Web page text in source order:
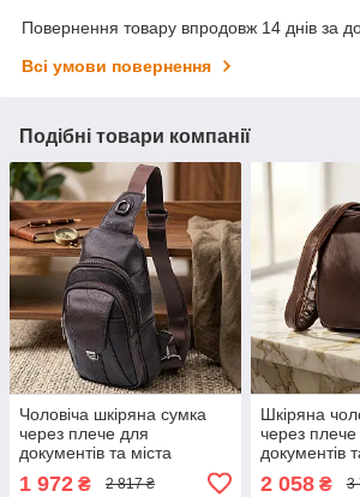
Повернення товару впродовж 14 днів за
Всі умови повернення
Подібні товари компанії
Чоловіча шкіряна сумка
через плече для
документів та міста
Vintage 21306 Коричнева
1 972 ₴ 2 817 ₴
Шкіряна
через
документів
Vintage
2 058₴ 3